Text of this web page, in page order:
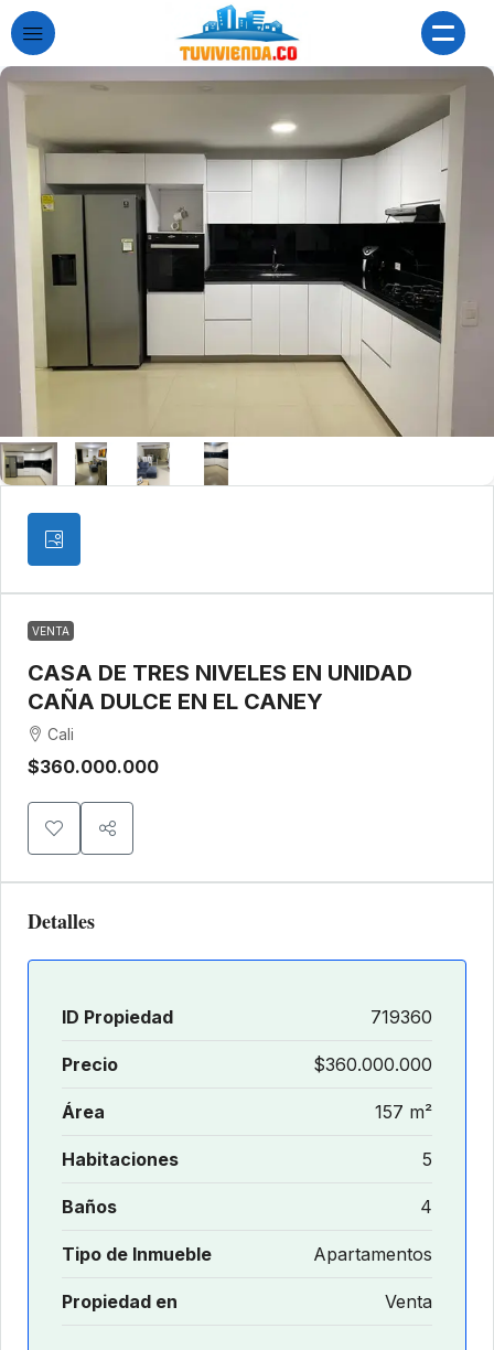
VENTA
CASA DE TRES NIVELES EN UNIDAD
CAÑA DULCE EN EL CANEY
Cali
$360.000.000
Detalles
ID Propiedad 719360
Precio $360.000.000
Área 157 m²
Habitaciones 5
Baños 4
Tipo de Inmueble Apartamentos
Propiedad en Venta